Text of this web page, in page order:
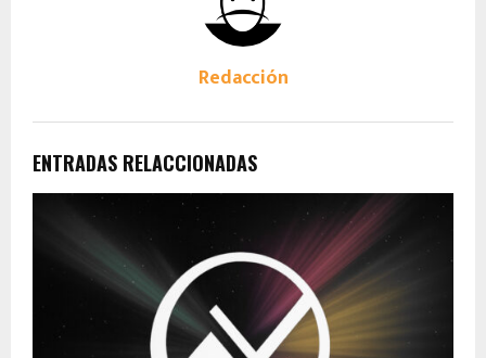
Redacción
ENTRADAS RELACCIONADAS